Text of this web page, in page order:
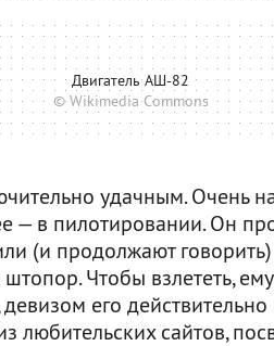
Двигатель АШ-82
© Wikimedia Commons
удачным. Очень
— в пилотировании. Он
(и продолжают
Чтобы взлететь,
его действительно
любительских сайтов,